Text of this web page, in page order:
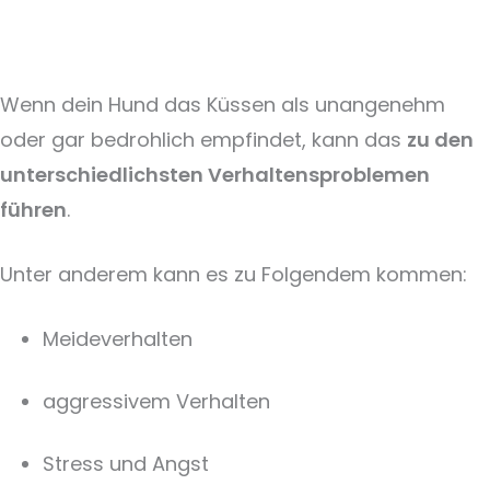
Wenn dein Hund das Küssen als unangenehm
oder gar bedrohlich empfindet, kann das zu den
unterschiedlichsten Verhaltensproblemen
führen.
Unter anderem kann es zu Folgendem kommen:
Meideverhalten
aggressivem Verhalten
Stress und Angst